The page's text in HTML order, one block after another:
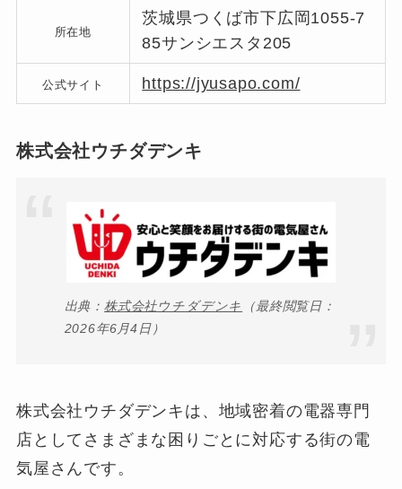
所在地
茨城県つくば市下広岡1055-7
85サンシエスタ205
公式サイト https://jyusapo.com/
株式会社ウチダデンキ
出典：株式会社ウチダデンキ
（最終閲覧日：
2026年6月4日）
株式会社ウチダデンキは、地域密着の電器専門
店としてさまざまな困りごとに対応する街の電
気屋さんです。